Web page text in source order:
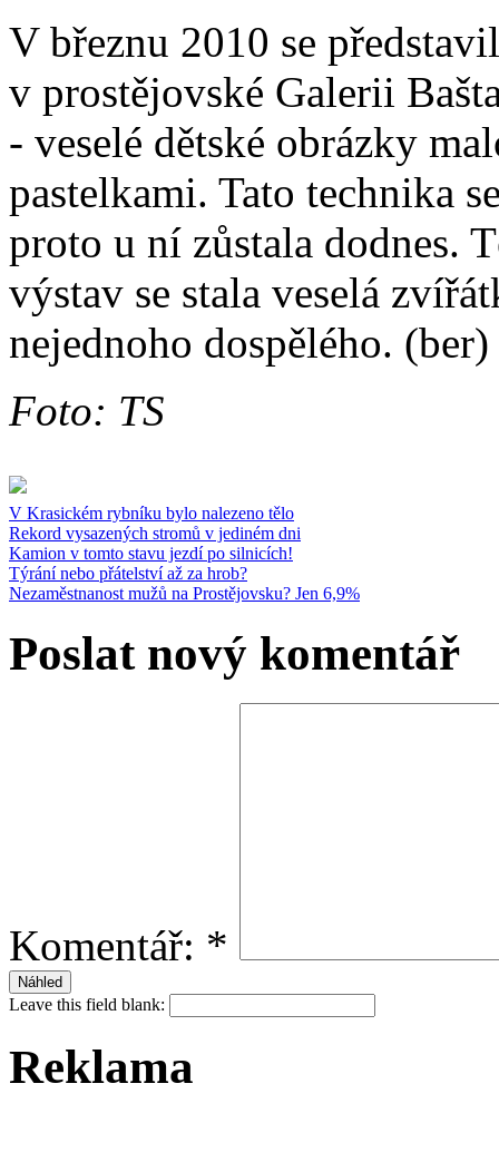
V březnu 2010 se
v prostějovské Galerii
- veselé dětské obrázky
pastelkami. Tato technika
proto u ní zůstala dodnes.
výstav se stala veselá
nejednoho dospělého. (ber)
Foto: TS
V Krasickém rybníku bylo nalezeno tělo
Rekord vysazených stromů v jediném dni
Kamion v tomto stavu jezdí po silnicích!
Týrání nebo přátelství až za hrob?
Nezaměstnanost mužů na Prostějovsku? Jen 6,9%
Poslat nový komentář
Komentář: *
Leave this field blank:
Reklama